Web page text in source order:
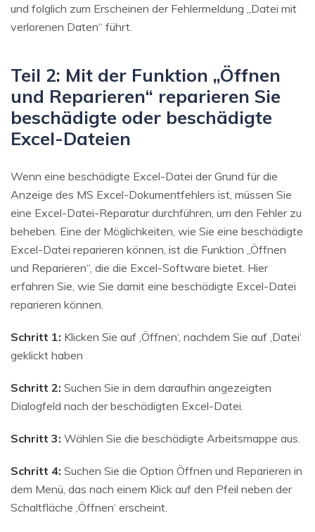
und folglich zum Erscheinen der Fehlermeldung „Datei mit
verlorenen Daten“ führt.
Teil 2: Mit der Funktion „Öffnen
und Reparieren“ reparieren Sie
beschädigte oder beschädigte
Excel-Dateien
Wenn eine beschädigte Excel-Datei der Grund für die
Anzeige des MS Excel-Dokumentfehlers ist, müssen Sie
eine Excel-Datei-Reparatur durchführen, um den Fehler zu
beheben. Eine der Möglichkeiten, wie Sie eine beschädigte
Excel-Datei reparieren können, ist die Funktion „Öffnen
und Reparieren“, die die Excel-Software bietet. Hier
erfahren Sie, wie Sie damit eine beschädigte Excel-Datei
reparieren können.
Schritt 1: Klicken Sie auf ‚Öffnen‘, nachdem Sie auf ‚Datei‘
geklickt haben
Schritt 2: Suchen Sie in dem daraufhin angezeigten
Dialogfeld nach der beschädigten Excel-Datei.
Schritt 3: Wählen Sie die beschädigte Arbeitsmappe aus.
Schritt 4: Suchen Sie die Option Öffnen und Reparieren in
dem Menü, das nach einem Klick auf den Pfeil neben der
Schaltfläche ‚Öffnen‘ erscheint.